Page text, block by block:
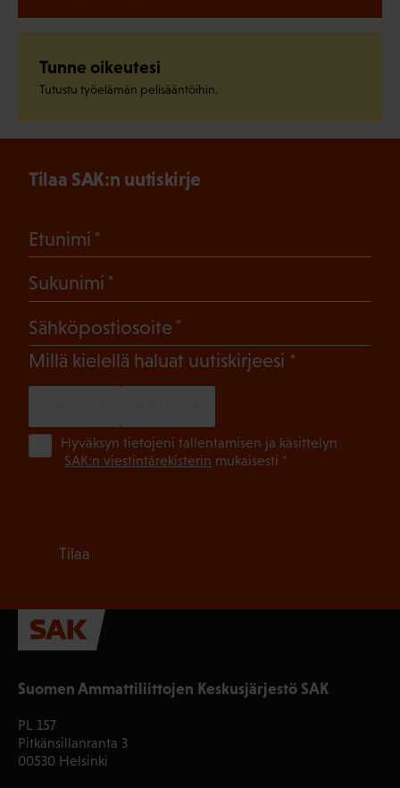
Tunne oikeutesi
Tutustu työelämän pelisääntöihin.
Suomen Ammattiliittojen Keskusjärjestö SAK
PL 157
Pitkänsillanranta 3
00530 Helsinki
Tilaa SAK:n uutiskirje
Etunimi
Sukunimi
Sähköpostiosoite
Millä kielellä haluat uutiskirjeesi (Pakollinen)
Hyväksyn tietojeni tallentamisen ja käsittelyn
SAK:n viestintärekisterin mukaisesti *
Tilaa